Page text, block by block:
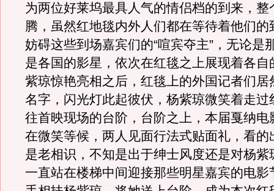
为两位好莱坞最具人气的情侣档的到来，整
腾，虽然红地毯内外人们都在等待着他们的
妨碍这些到场嘉宾们的“喧宾夺主”，无论是
是各国的影星，依次在红毯之上展现着各自
紫琼惊艳亮相之后，红毯上的外国记者们居
名字，闪光灯此起彼伏，杨紫琼微笑着走过
往首映现场的台阶，台阶之上，本届戛纳电
在微笑等候，两人见面行法式贴面礼，看的
是老相识，不知是出于绅士风度还是对杨紫
一直站在楼梯中间迎接那些明星嘉宾的电影